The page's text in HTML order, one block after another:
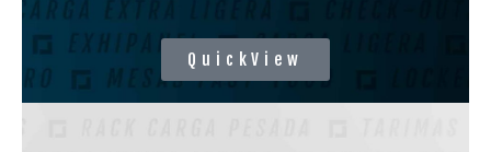
QuickView